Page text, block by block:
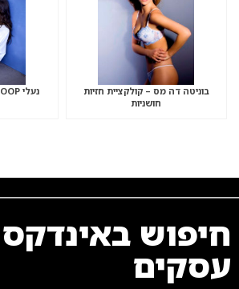
בוניטה דה מס – קולקציית חזיות
חושניות
נעלי SCOOP – מבצע קיץ לוהט
חיפוש באינדקס
עסקים